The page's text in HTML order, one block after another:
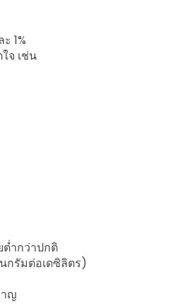
1%
จ เช่น
ต่ำกว่าปกติ
กรัมต่อเดซิลิตร)
ญ